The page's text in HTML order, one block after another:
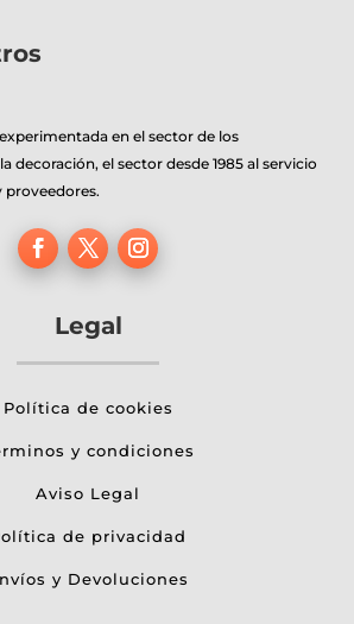
en el sector de los
decoración, el sector desde 1985 al servicio
proveedores.
Legal
Política de cookies
y condiciones
Aviso Legal
de privacidad
y Devoluciones